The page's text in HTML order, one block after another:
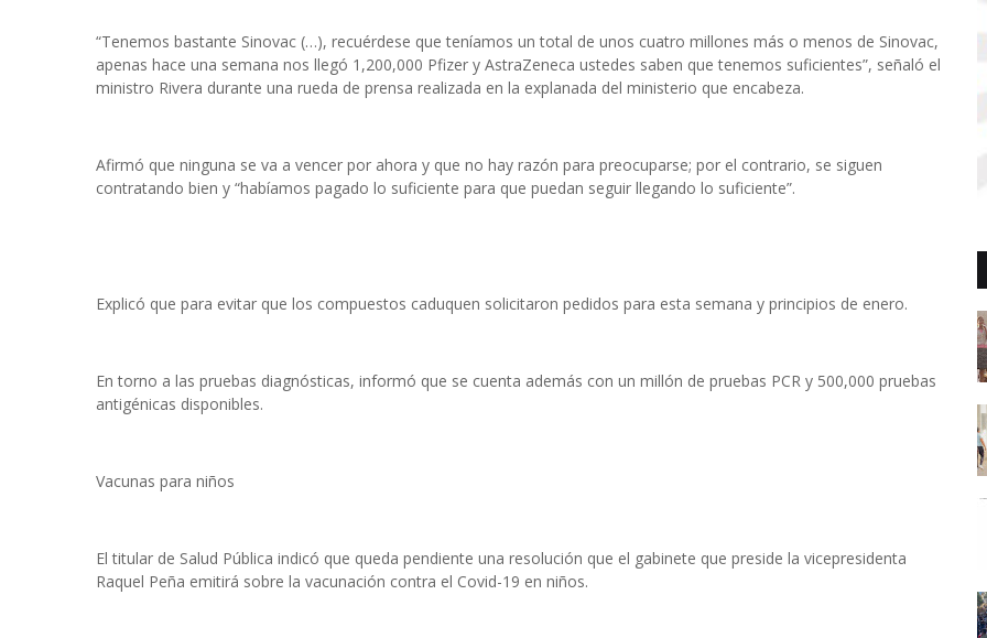
“Tenemos bastante Sinovac (…), recuérdese que teníamos un total de unos cuatro millones más o menos de Sinovac,
apenas hace una semana nos llegó 1,200,000 Pfizer y AstraZeneca ustedes saben que tenemos suficientes”, señaló el
ministro Rivera durante una rueda de prensa realizada en la explanada del ministerio que encabeza.
Afirmó que ninguna se va a vencer por ahora y que no hay razón para preocuparse; por el contrario, se siguen
contratando bien y “habíamos pagado lo suficiente para que puedan seguir llegando lo suficiente”.
Explicó que para evitar que los compuestos caduquen solicitaron pedidos para esta semana y principios de enero.
En torno a las pruebas diagnósticas, informó que se cuenta además con un millón de pruebas PCR y 500,000 pruebas
antigénicas disponibles.
Vacunas para niños
El titular de Salud Pública indicó que queda pendiente una resolución que el gabinete que preside la vicepresidenta
Raquel Peña emitirá sobre la vacunación contra el Covid-19 en niños.